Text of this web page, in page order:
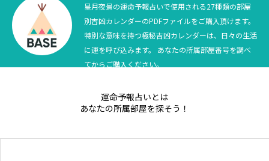
星月夜景の運命予報占いで使用される27種類の部屋
別吉凶カレンダーのPDFファイルをご購入頂けます。
特別な意味を持つ極秘吉凶カレンダーは、日々の生活
に運を呼び込みます。 あなたの所属部屋番号を調べ
てからご購入ください。
運命予報占いとは
あなたの所属部屋を探そう！